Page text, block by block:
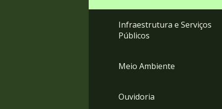
Infraestrutura e Serviços
Públicos
Meio Ambiente
Ouvidoria